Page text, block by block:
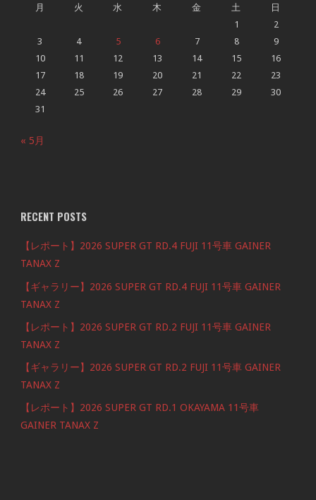
月
火 水 木 金 土
日
1
2
3
4 5 6 7 8
9
10
11 12 13 14 15
16
17
18 19 20 21 22
23
24
25 26 27 28 29
30
31
« 5月
RECENT POSTS
【レポート】2026 SUPER GT RD.4 FUJI 11号車 GAINER
TANAX Z
【ギャラリー】2026 SUPER GT RD.4 FUJI 11号車 GAINER
TANAX Z
【レポート】2026 SUPER GT RD.2 FUJI 11号車 GAINER
TANAX Z
【ギャラリー】2026 SUPER GT RD.2 FUJI 11号車 GAINER
TANAX Z
【レポート】2026 SUPER GT RD.1 OKAYAMA 11号車
GAINER TANAX Z